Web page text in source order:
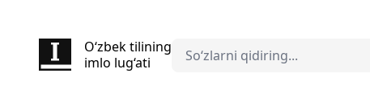
O‘zbek tilining
imlo lug‘ati